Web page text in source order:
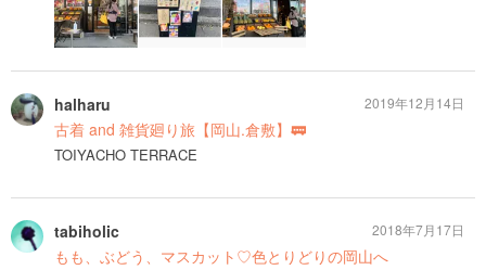
halharu
古着 and 雑貨廻り旅【岡山.倉敷】🚃
TOIYACHO TERRACE
2019年12月14日
tabiholic
もも、ぶどう、マスカット♡色とりどりの岡山へ
2018年7月17日